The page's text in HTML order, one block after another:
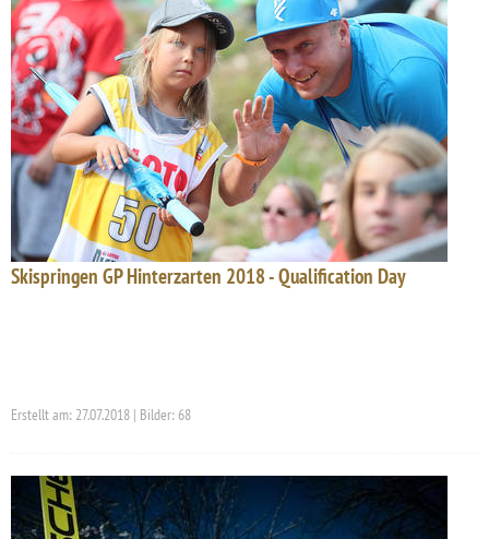
Skispringen GP Hinterzarten 2018 - Qualification Day
Erstellt am: 27.07.2018 | Bilder: 68